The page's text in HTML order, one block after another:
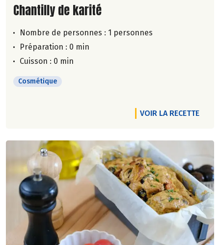
Lire la suite de la recette
Chantilly de karité
Nombre de personnes : 1 personnes
Préparation : 0 min
Cuisson : 0 min
Cosmétique
VOIR LA RECETTE